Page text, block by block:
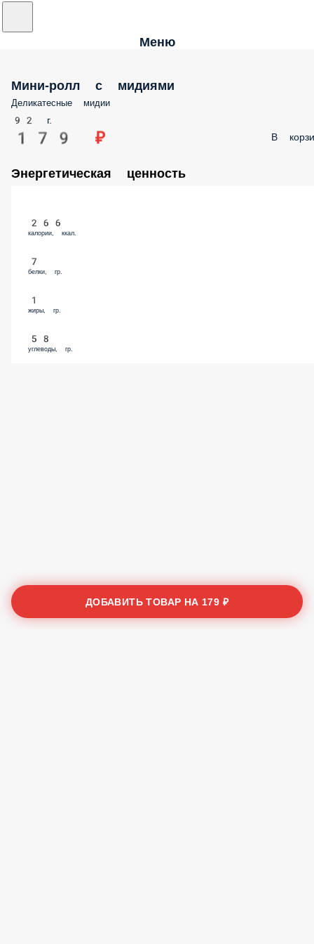
Меню
Мини-ролл с мидиями
Деликатесные мидии
92 г.
179 ₽ В
Энергетическая ценность
266
калории, ккал.
7
белки, гр.
1
жиры, гр.
58
углеводы, гр.
ДОБАВИТЬ ТОВАР НА 179 ₽